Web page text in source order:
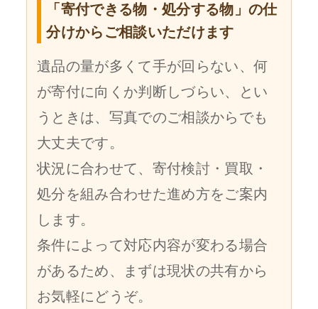
「寄付できる物・処分する物」の仕
分けからご相談いただけます
遺品の量が多くて手が回らない、何
が寄付に向くか判断しづらい、とい
うときは、写真でのご相談からでも
大丈夫です。
状況に合わせて、寄付検討・買取・
処分を組み合わせた進め方をご案内
します。
条件によって対応内容が変わる場合
があるため、まずは現状の共有から
お気軽にどうぞ。